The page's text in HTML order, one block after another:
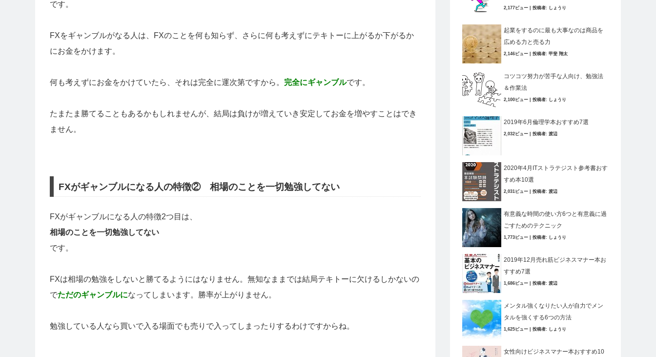
です。
FXをギャンブルがなる人は、FXのことを何も知らず、さらに何も考えずにテキトーに上がるか下がるか
にお金をかけます。
何も考えずにお金をかけていたら、それは完全に運次第ですから。 完全にギャンブルです。
たまたま勝てることもあるかもしれませんが、結局は負けが増えていき安定してお金を増やすことはでき
ません。
FXがギャンブルになる人の特徴② 相場のことを一切勉強してない
FXがギャンブルになる人の特徴2つ目は、
相場のことを一切勉強してない
です。
FXは相場の勉強をしないと勝てるようにはなりません。無知なままでは結局テキトーに欠けるしかないの
でただのギャンブルになってしまいます。勝率が上がりません。
勉強している人なら買いで入る場面でも売りで入ってしまったりするわけですからね。
2,177ビュー 投稿者: しょうり
起業をするのに最も大事なのは商品を
広める力と売る力
2,146ビュー 投稿者: 甲斐 翔太
コツコツ努力が苦手な人向け、勉強法
＆作業法
2,100ビュー 投稿者: しょうり
2019年6月倫理学本おすすめ7選
2,032ビュー 投稿者: 渡辺
2020年4月ITストラテジスト参考書おす
すめ本10選
2,031ビュー 投稿者: 渡辺
有意義な時間の使い方6つと有意義に過
ごすためのテクニック
1,773ビュー 投稿者: しょうり
2019年12月売れ筋ビジネスマナー本お
すすめ7選
1,686ビュー 投稿者: 渡辺
メンタル強くなりたい人が自力でメン
タルを強くする6つの方法
1,625ビュー 投稿者: しょうり
女性向けビジネスマナー本おすすめ10